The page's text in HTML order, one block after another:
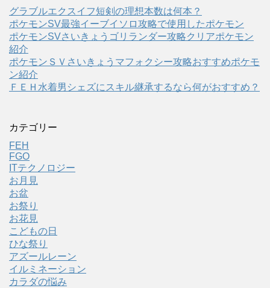
グラブルエクスイフ短剣の理想本数は何本？
ポケモンSV最強イーブイソロ攻略で使用したポケモン
ポケモンSVさいきょうゴリランダー攻略クリアポケモン
紹介
ポケモンＳＶさいきょうマフォクシー攻略おすすめポケモ
ン紹介
ＦＥＨ水着男シェズにスキル継承するなら何がおすすめ？
カテゴリー
FEH
FGO
ITテクノロジー
お月見
お盆
お祭り
お花見
こどもの日
ひな祭り
アズールレーン
イルミネーション
カラダの悩み